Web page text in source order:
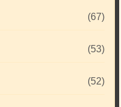
(67)
(53)
(52)